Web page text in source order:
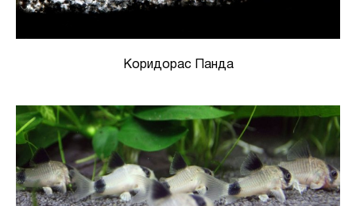
Коридорас Панда